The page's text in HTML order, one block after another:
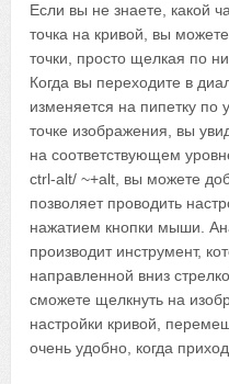
Если вы не знаете, какой
точка на кривой, вы
точки, просто щелкая по
Когда вы переходите в
изменяется на пипетку
точке изображения, вы
на соответствующем
ctrl-alt/ ~+alt, вы можете
позволяет проводить
нажатием кнопки мыши.
производит инструмент,
направленной вниз
сможете щелкнуть на
настройки кривой,
очень удобно, когда